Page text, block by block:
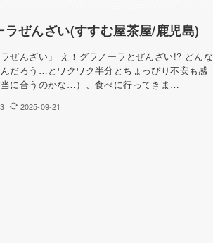
ラぜんざい(すすむ屋茶屋/鹿児島)
ラぜんざい」 え！グラノーラとぜんざい!? どんな
だろう…とワクワク半分とちょっぴり不安も感
当に合うのかな…）、食べに行ってきま…
2025-09-21